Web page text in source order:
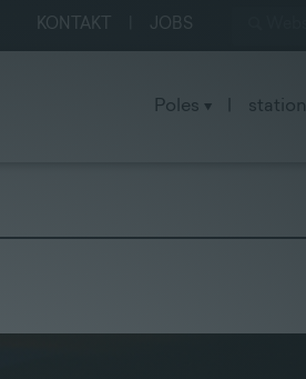
KONTAKT JOBS
Poles station